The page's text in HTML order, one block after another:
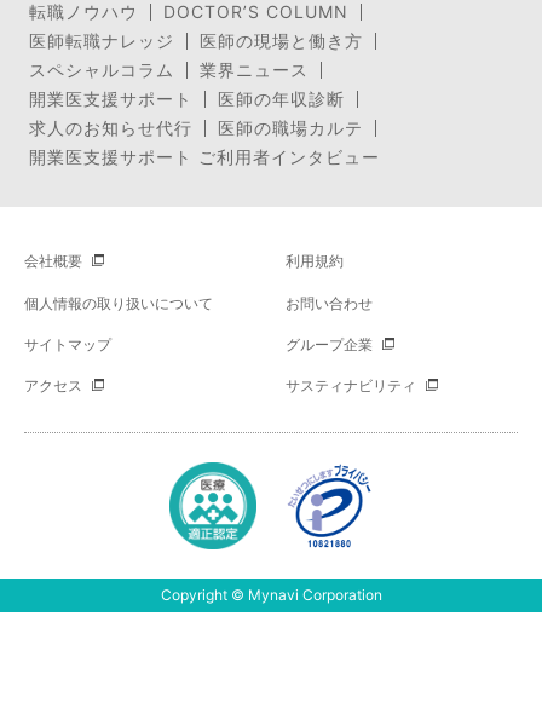
転職ノウハウ
DOCTOR’S COLUMN
医師転職ナレッジ
医師の現場と働き方
スペシャルコラム
業界ニュース
開業医支援サポート
医師の年収診断
求人のお知らせ代行
医師の職場カルテ
開業医支援サポート ご利用者インタビュー
会社概要 利用規約
個人情報の取り扱いについて お問い合わせ
サイトマップ グループ企業
アクセス サスティナビリティ
Copyright © Mynavi Corporation